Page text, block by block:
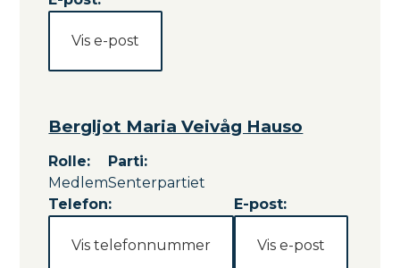
Vis e-post
Bergljot Maria Veivåg Hauso
Rolle:
Medlem
Parti:
Senterpartiet
Telefon:
Vis telefonnummer
E-post:
Vis e-post